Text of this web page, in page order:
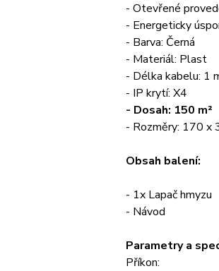
- Otevřené
- Energeticky
- Barva: Černá
- Materiál: Plast
- Délka kabelu: 1
- IP krytí: X4
- Dosah: 150 m²
- Rozměry: 170 x
Obsah balení:
- 1x Lapač hmyzu
- Návod
Parametry a
Příkon: